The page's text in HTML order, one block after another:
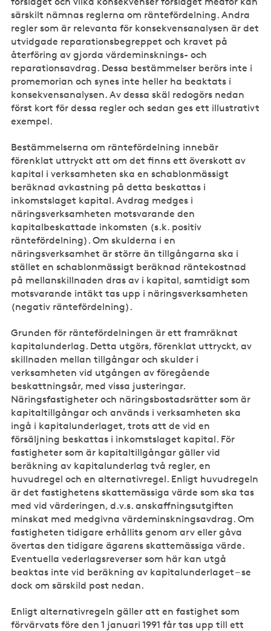
särskilt nämnas reglerna om räntefördelning. Andra
regler som är relevanta för konsekvensanalysen är det
utvidgade reparationsbegreppet och kravet på
återföring av gjorda värdeminsknings- och
reparationsavdrag. Dessa bestämmelser berörs inte i
promemorian och synes inte heller ha beaktats i
konsekvensanalysen. Av dessa skäl redogörs nedan
först kort för dessa regler och sedan ges ett illustrativt
exempel.
Bestämmelserna om räntefördelning innebär
förenklat uttryckt att om det finns ett överskott av
kapital i verksamheten ska en schablonmässigt
beräknad avkastning på detta beskattas i
inkomstslaget kapital. Avdrag medges i
näringsverksamheten motsvarande den
kapitalbeskattade inkomsten (s.k. positiv
räntefördelning). Om skulderna i en
näringsverksamhet är större än tillgångarna ska i
stället en schablonmässigt beräknad räntekostnad
på mellanskillnaden dras av i kapital, samtidigt som
motsvarande intäkt tas upp i näringsverksamheten
(negativ räntefördelning).
Grunden för räntefördelningen är ett framräknat
kapitalunderlag. Detta utgörs, förenklat uttryckt, av
skillnaden mellan tillgångar och skulder i
verksamheten vid utgången av föregående
beskattningsår, med vissa justeringar.
Näringsfastigheter och näringsbostadsrätter som är
kapitaltillgångar och används i verksamheten ska
ingå i kapitalunderlaget, trots att de vid en
försäljning beskattas i inkomstslaget kapital. För
fastigheter som är kapitaltillgångar gäller vid
beräkning av kapitalunderlag två regler, en
huvudregel och en alternativregel. Enligt huvudregeln
är det fastighetens skattemässiga värde som ska tas
med vid värderingen, d.v.s. anskaffningsutgiften
minskat med medgivna värdeminskningsavdrag. Om
fastigheten tidigare erhållits genom arv eller gåva
övertas den tidigare ägarens skattemässiga värde.
Eventuella vederlagsreverser som här kan utgå
beaktas inte vid beräkning av kapitalunderlaget – se
dock om särskild post nedan.
Enligt alternativregeln gäller att en fastighet som
förvärvats före den 1 januari 1991 får tas upp till ett